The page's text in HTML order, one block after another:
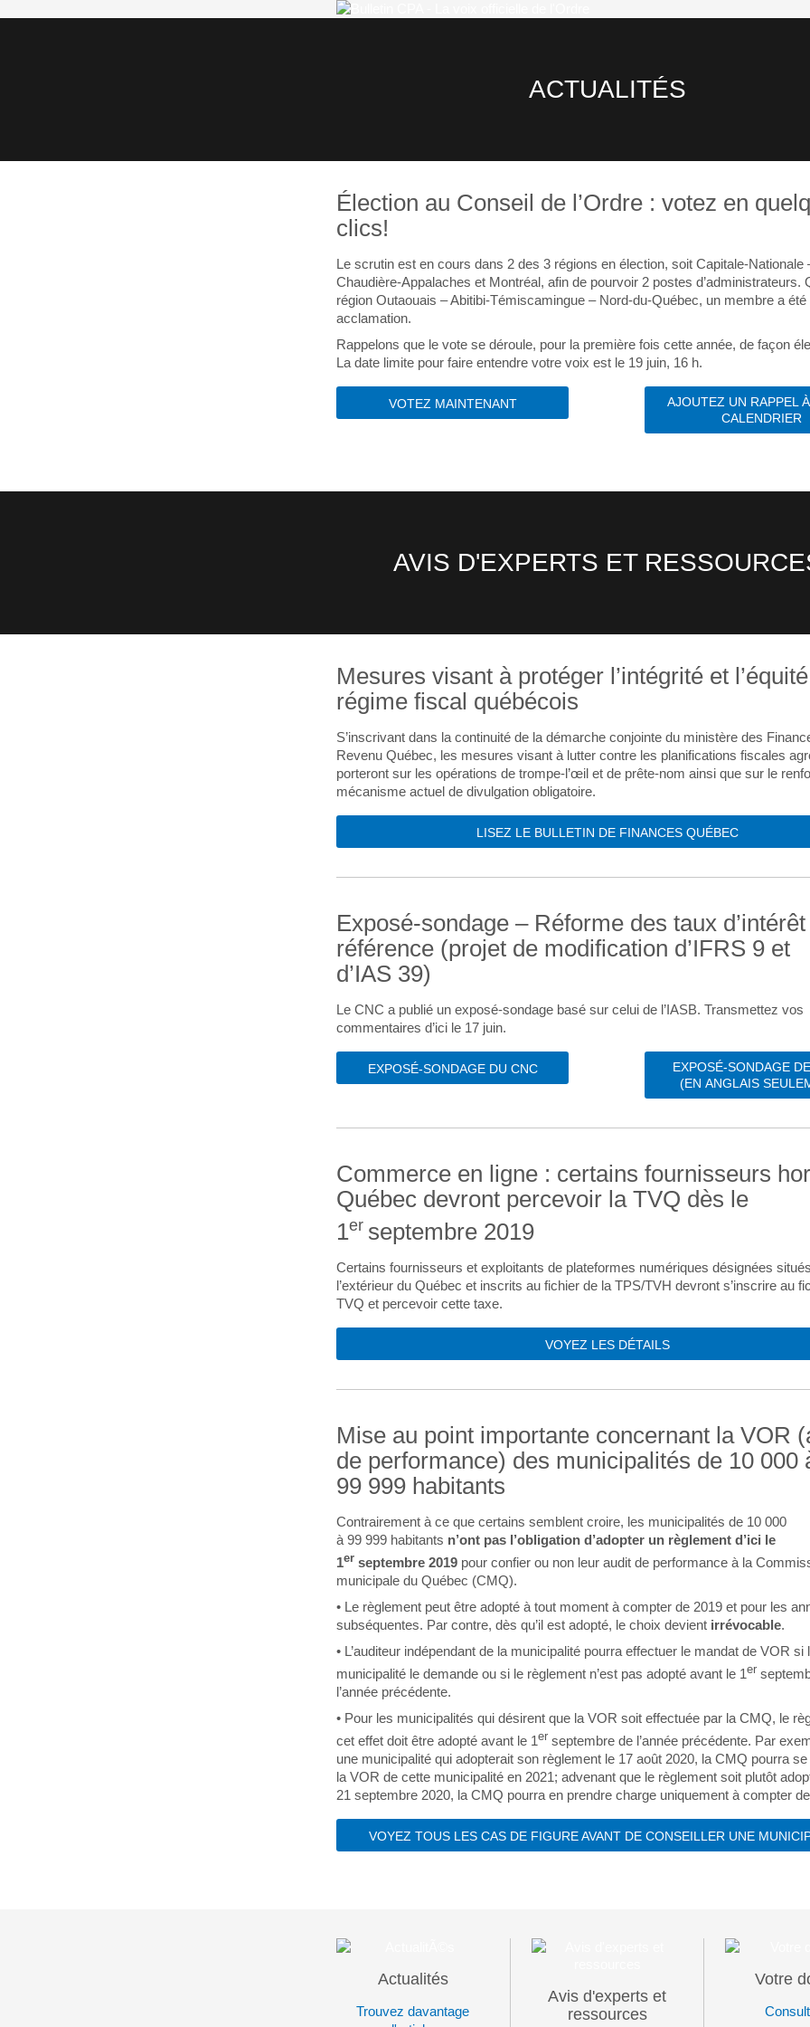
ACTUALITÉS
Élection au Conseil de l’Ordre : votez en
clics!
Le scrutin est en cours dans 2 des 3 régions en élection, soit Capitale-Nationale
Chaudière-Appalaches et Montréal, afin de pourvoir 2 postes d’administrateurs.
région Outaouais – Abitibi-Témiscamingue – Nord-du-Québec, un membre a été
acclamation.
Rappelons que le vote se déroule, pour la première fois cette année, de façon
La date limite pour faire entendre votre voix est le 19 juin, 16 h.
VOTEZ MAINTENANT
AJOUTEZ UN RAPPEL
CALENDRIER
AVIS D'EXPERTS ET
Mesures visant à protéger l’intégrité et
régime fiscal québécois
S’inscrivant dans la continuité de la démarche conjointe du ministère des
Revenu Québec, les mesures visant à lutter contre les planifications fiscales
porteront sur les opérations de trompe-l’œil et de prête-nom ainsi que sur le
mécanisme actuel de divulgation obligatoire.
LISEZ LE BULLETIN DE FINANCES QUÉBEC
Exposé-sondage – Réforme des taux
référence (projet de modification d’IFRS 9 et
d’IAS 39)
Le CNC a publié un exposé-sondage basé sur celui de l’IASB. Transmettez vos
commentaires d’ici le 17 juin.
EXPOSÉ-SONDAGE DU CNC
EXPOSÉ-SONDAGE
(EN ANGLAIS
Commerce en ligne : certains fournisseurs
Québec devront percevoir la TVQ dès le
1er septembre 2019
Certains fournisseurs et exploitants de plateformes numériques désignées
l’extérieur du Québec et inscrits au fichier de la TPS/TVH devront s’inscrire au
TVQ et percevoir cette taxe.
VOYEZ LES DÉTAILS
Mise au point importante concernant la VOR
de performance) des municipalités de 10 000
99 999 habitants
Contrairement à ce que certains semblent croire, les municipalités de 10 000
à 99 999 habitants n’ont pas l’obligation d’adopter un règlement d’ici le
1er septembre 2019 pour confier ou non leur audit de performance à la
municipale du Québec (CMQ).
• Le règlement peut être adopté à tout moment à compter de 2019 et pour les
subséquentes. Par contre, dès qu’il est adopté, le choix devient irrévocable.
• L’auditeur indépendant de la municipalité pourra effectuer le mandat de VOR si
municipalité le demande ou si le règlement n’est pas adopté avant le 1er
l’année précédente.
• Pour les municipalités qui désirent que la VOR soit effectuée par la CMQ, le
cet effet doit être adopté avant le 1er septembre de l’année précédente. Par
une municipalité qui adopterait son règlement le 17 août 2020, la CMQ pourra
la VOR de cette municipalité en 2021; advenant que le règlement soit plutôt
21 septembre 2020, la CMQ pourra en prendre charge uniquement à compter
VOYEZ TOUS LES CAS DE FIGURE AVANT DE CONSEILLER UNE
Actualités
Trouvez davantage
Avis d'experts et
ressources
Votre